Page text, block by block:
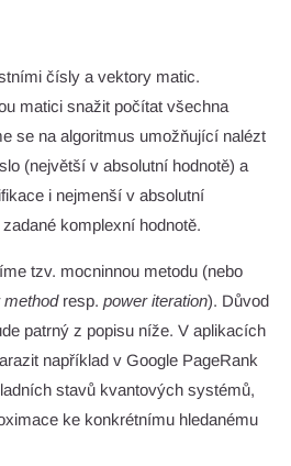
čísly a vektory matic.
matici snažit počítat všechna
se na algoritmus umožňující nalézt
(největší v absolutní hodnotě) a
i nejmenší v absolutní
komplexní hodnotě.
tzv. mocninnou metodu (nebo
methodresp. power iteration). Důvod
patrný z popisu níže. V aplikacích
například v Google PageRank
stavů kvantových systémů,
ke konkrétnímu hledanému